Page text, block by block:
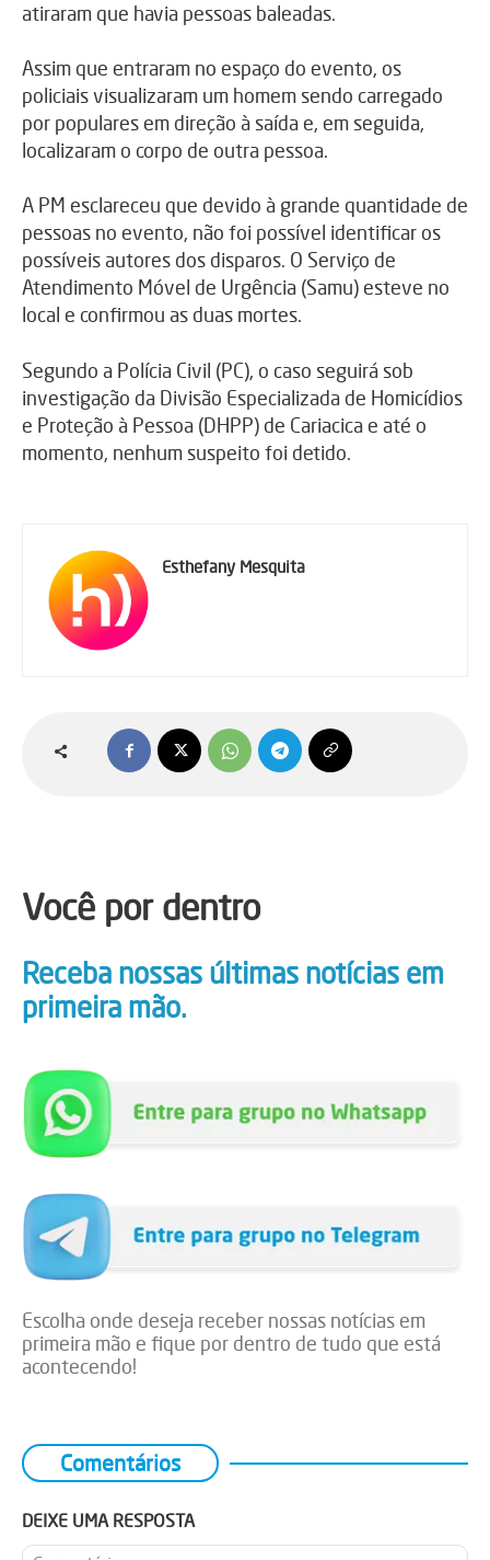
atiraram que havia pessoas baleadas.
Assim que entraram no espaço do evento, os
policiais visualizaram um homem sendo carregado
por populares em direção à saída e, em seguida,
localizaram o corpo de outra pessoa.
A PM esclareceu que devido à grande quantidade de
pessoas no evento, não foi possível identificar os
possíveis autores dos disparos. O Serviço de
Atendimento Móvel de Urgência (Samu) esteve no
local e confirmou as duas mortes.
Segundo a Polícia Civil (PC), o caso seguirá sob
investigação da Divisão Especializada de Homicídios
e Proteção à Pessoa (DHPP) de Cariacica e até o
momento, nenhum suspeito foi detido.
Esthefany Mesquita
Você por dentro
Receba nossas últimas notícias em
primeira mão.
Escolha onde deseja receber nossas notícias em
primeira mão e fique por dentro de tudo que está
acontecendo!
Comentários
DEIXE UMA RESPOSTA